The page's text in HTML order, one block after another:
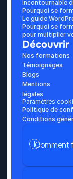
incontournable
Pourquoi se
Le guide
Pourquoi se
pour multiplier
Découvrir
Nos formations
Témoignages
Blogs
Mentions
légales
Paramétres
Politique de
Conditions
Comment